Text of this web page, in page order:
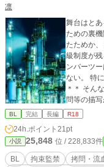
凛
舞台はとある組織。 合法では手が
ための裏機関。 日本がまだ帝国と呼ばれて
たためか
級制度が残る。 ナンバーワンと呼ばれる一人
ンバーツ
ない。 特
＊＊ そんな舞台で出会った男達の物語です。 作中、SMや拷
問等の描
からの転載
BL 完結 長編 R18
24h.ポイント 21pt
小説 25,848 位 / 228,833件
BL 拘束監禁 拷問・流